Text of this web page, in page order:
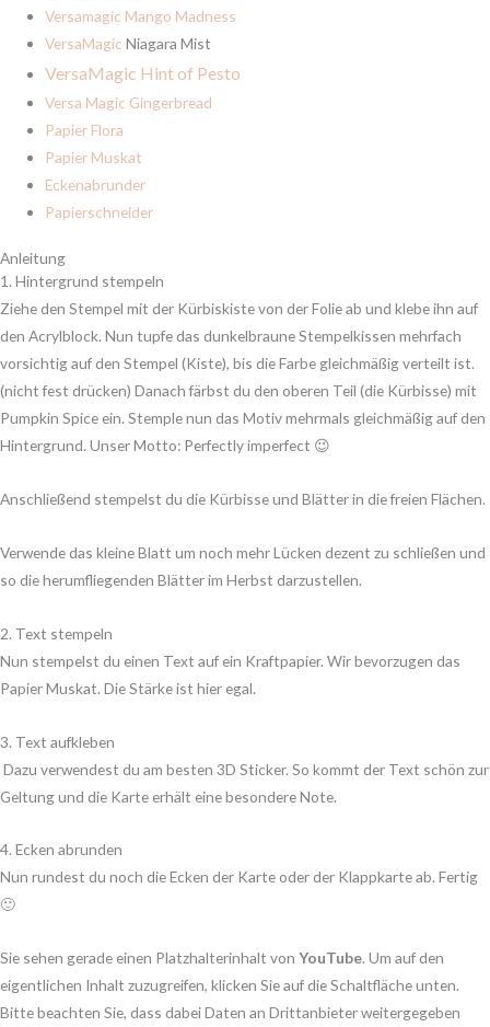
Versamagic Mango Madness
VersaMagicNiagara Mist
VersaMagic Hint of Pesto
Versa Magic Gingerbread
Papier Flora
Papier Muskat
Eckenabrunder
Papierschneider
Anleitung
1. Hintergrund stempeln
Ziehe den Stempel mit der Kürbiskiste von der Folie ab und klebe ihn auf
den Acrylblock. Nun tupfe das dunkelbraune Stempelkissen mehrfach
vorsichtig auf den Stempel (Kiste), bis die Farbe gleichmäßig verteilt ist.
(nicht fest drücken) Danach färbst du den oberen Teil (die Kürbisse) mit
Pumpkin Spice ein. Stemple nun das Motiv mehrmals gleichmäßig auf den
Hintergrund. Unser Motto: Perfectly imperfect 😉
Anschließend stempelst du die Kürbisse und Blätter in die freien Flächen.
Verwende das kleine Blatt um noch mehr Lücken dezent zu schließen und
so die herumfliegenden Blätter im Herbst darzustellen.
2. Text stempeln
Nun stempelst du einen Text auf ein Kraftpapier. Wir bevorzugen das
Papier Muskat. Die Stärke ist hier egal.
3. Text aufkleben
Dazu verwendest du am besten 3D Sticker. So kommt der Text schön zur
Geltung und die Karte erhält eine besondere Note.
4. Ecken abrunden
Nun rundest du noch die Ecken der Karte oder der Klappkarte ab. Fertig
🙂
Sie sehen gerade einen Platzhalterinhalt von YouTube. Um auf den
eigentlichen Inhalt zuzugreifen, klicken Sie auf die Schaltfläche unten.
Bitte beachten Sie, dass dabei Daten an Drittanbieter weitergegeben